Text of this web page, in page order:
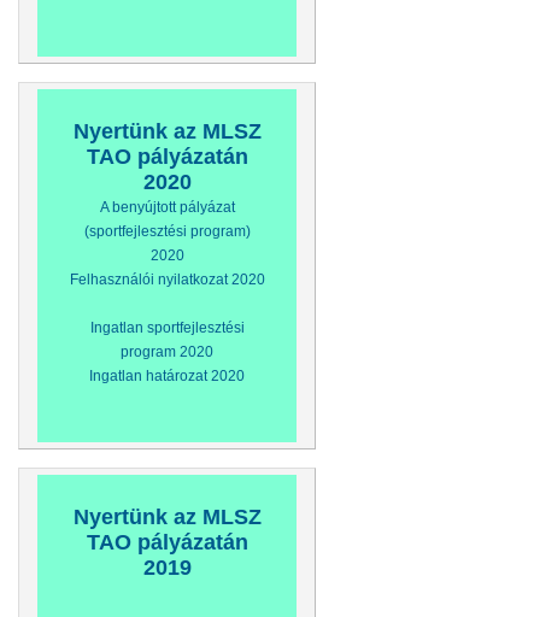
Nyertünk az MLSZ
TAO pályázatán
2020
A benyújtott pályázat
(sportfejlesztési program)
2020
Felhasználói nyilatkozat 2020
Ingatlan sportfejlesztési
program 2020
Ingatlan határozat 2020
Nyertünk az MLSZ
TAO pályázatán
2019